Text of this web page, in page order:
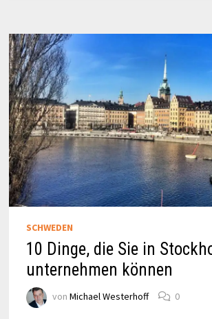
SCHWEDEN
10 Dinge, die Sie in
unternehmen können
von Michael Westerhoff 0